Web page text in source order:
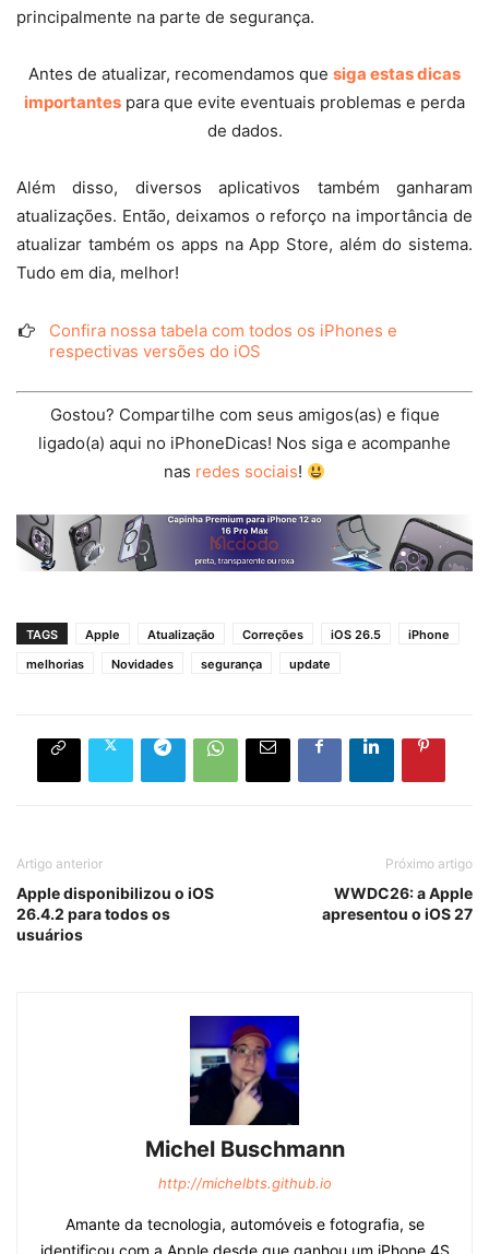
principalmente na parte de segurança.
Antes de atualizar, recomendamos que siga estas dicas
importantes para que evite eventuais problemas e perda
de dados.
Além disso, diversos aplicativos também ganharam
atualizações. Então, deixamos o reforço na importância de
atualizar também os apps na App Store, além do sistema.
Tudo em dia, melhor!
Confira nossa tabela com todos os iPhones e
respectivas versões do iOS
Gostou? Compartilhe com seus amigos(as) e fique
ligado(a) aqui no iPhoneDicas! Nos siga e acompanhe
nas redes sociais!
TAGS Apple Atualização Correções iOS 26.5
iPhone
melhorias
Novidades segurança update
Artigo anterior
Apple disponibilizou o iOS
26.4.2 para todos os
usuários
Próximo artigo
WWDC26: a Apple
apresentou o iOS 27
Michel Buschmann
http://michelbts.github.io
Amante da tecnologia, automóveis e fotografia, se
identificou com a Apple desde que ganhou um iPhone 4S